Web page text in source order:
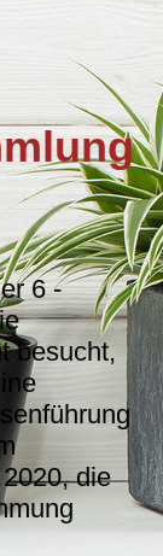
6 -
besucht,
die